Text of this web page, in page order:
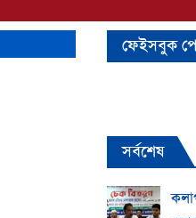
ফেইসবুক
সর্বশেষ